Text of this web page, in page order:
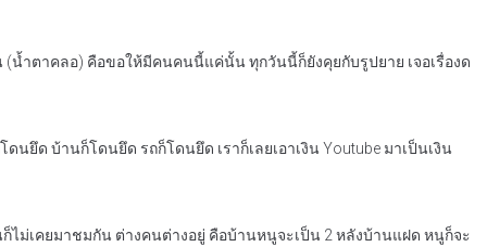
น้ำตาคลอ) คือขอให้มีคนคนนี้แค่นั้น ทุกวันนี้ก็ยังคุยกับรูปยาย เจอเรื่องด
ด บ้านก็โดนยึด รถก็โดนยึด เราก็เลยเอาเงิน Youtube มาเป็นเงิน
ม่เคยมาชมกัน ต่างคนต่างอยู่ คือบ้านหนูจะเป็น 2 หลังบ้านแฝด หนูก็จะ